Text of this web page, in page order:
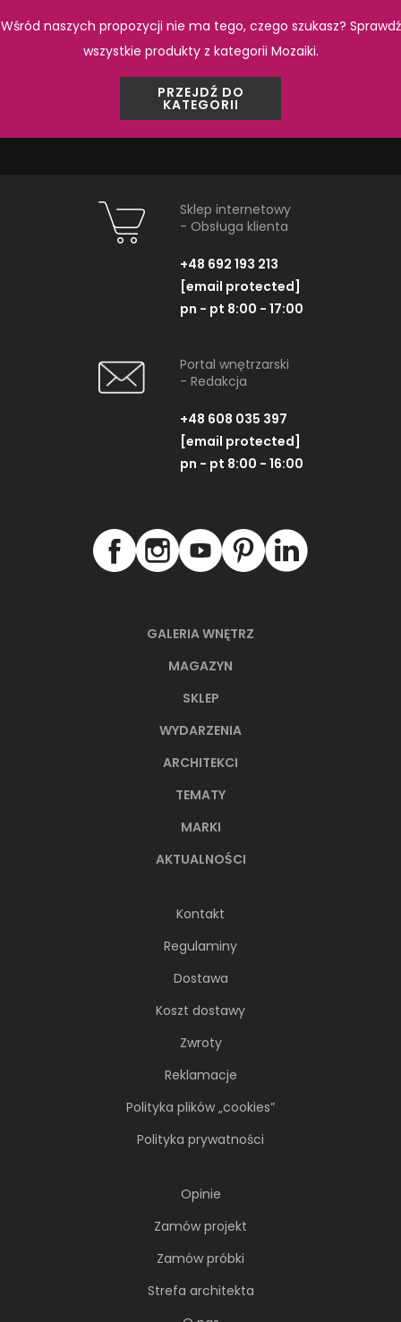
Nowa Gala Trend Stone
TS 02 C-N-TS 02
Nowa Gala
66-metrowy apartament:
przystań dla nowoczesnej
lata kursowała między światowymi
Wśród naszych propozycji nie ma tego, czego szukasz? Sprawdź
wszystkie produkty z kategorii Mozaiki.
PRZEJDŹ DO
KATEGORII
GALERIA WNĘTRZ
MAGAZYN
SKLEP
WYDARZENIA
ARCHITEKCI
TEMATY
MARKI
AKTUALNOŚCI
Kontakt
Regulaminy
Dostawa
Koszt dostawy
Zwroty
Reklamacje
Polityka plików „cookies”
Polityka prywatności
Opinie
Zamów projekt
Zamów próbki
Strefa architekta
Sklep internetowy
- Obsługa klienta
+48 692 193 213
[email protected]
pn - pt 8:00 - 17:00
Portal wnętrzarski
- Redakcja
+48 608 035 397
[email protected]
pn - pt 8:00 - 16:00